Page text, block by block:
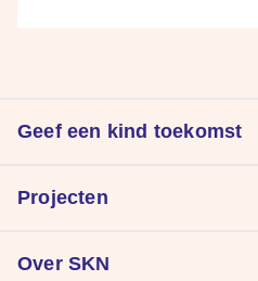
Geef een kind toekomst
Nalatenschap
Projecten
Over SKN